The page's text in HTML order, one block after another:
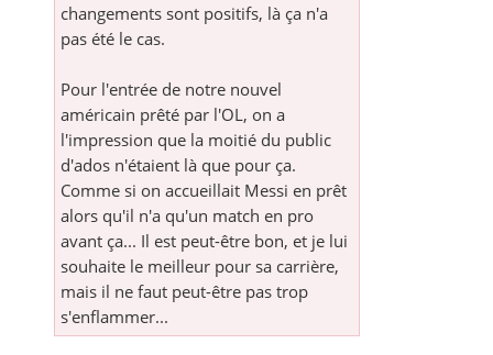
changements sont positifs, là ça n'a
pas été le cas.
Pour l'entrée de notre nouvel
américain prêté par l'OL, on a
l'impression que la moitié du public
d'ados n'étaient là que pour ça.
Comme si on accueillait Messi en prêt
alors qu'il n'a qu'un match en pro
avant ça... Il est peut-être bon, et je lui
souhaite le meilleur pour sa carrière,
mais il ne faut peut-être pas trop
s'enflammer...